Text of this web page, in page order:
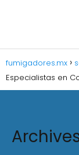
fumigadores.mx
Especialistas en